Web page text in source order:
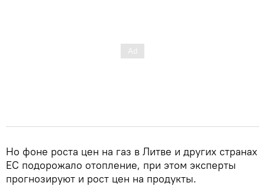
Но фоне роста цен на газ в Литве и других странах
ЕС подорожало отопление, при этом эксперты
прогнозируют и рост цен на продукты.